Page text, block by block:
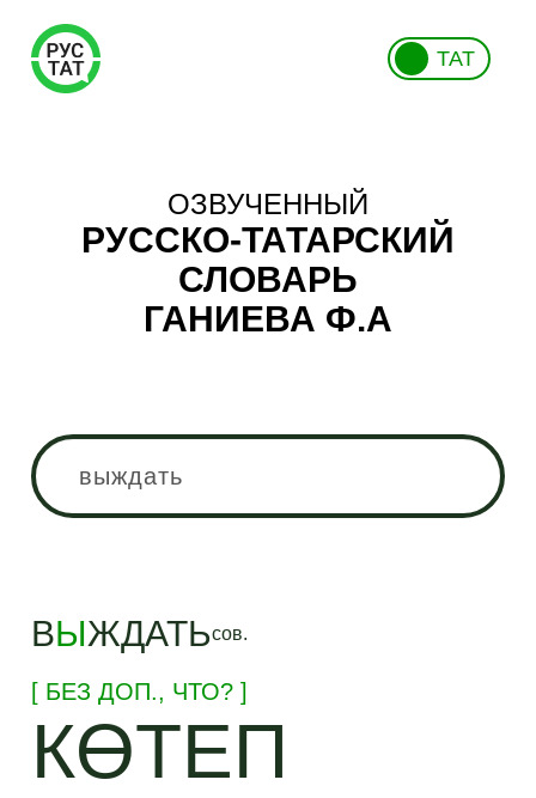
ТАТ
ОЗВУЧЕННЫЙ
РУССКО-ТАТАРСКИЙ
СЛОВАРЬ
ГАНИЕВА Ф.А
ВЫЖДАТЬсов.
[ БЕЗ ДОП., ЧТО? ]
КӨТЕП